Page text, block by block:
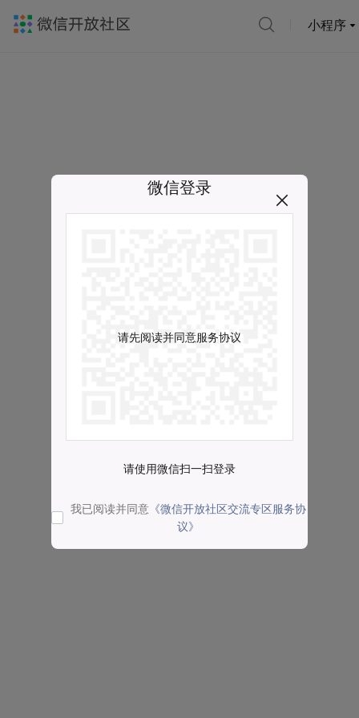
小程序
微信登录
请先阅读并同意服务协议
请使用微信扫一扫登录
我已阅读并同意 《微信开放社区交流专区服务协
议》